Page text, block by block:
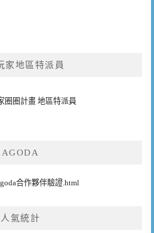
家地區特派員
AGODA
合作夥伴驗證.html
人氣統計